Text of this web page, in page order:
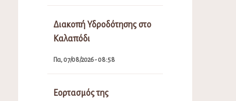
Διακοπή Υδροδότησης στο
Καλαπόδι
Πα, 07/08/2026 - 08:58
Εορτασμός της